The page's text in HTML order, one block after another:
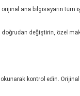
ana bilgisayarın tüm
değiştirin, özel
kontrol edin.